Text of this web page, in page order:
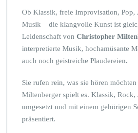
Ob Klassik, freie Improvisation, Pop,
Musik – die klangvolle Kunst ist
Leidenschaft von Christopher
interpretierte Musik, hochamüsante
auch noch geistreiche Plaudereien.
Sie rufen rein, was sie hören
Miltenberger spielt es. Klassik,
umgesetzt und mit einem gehörigen
präsentiert.